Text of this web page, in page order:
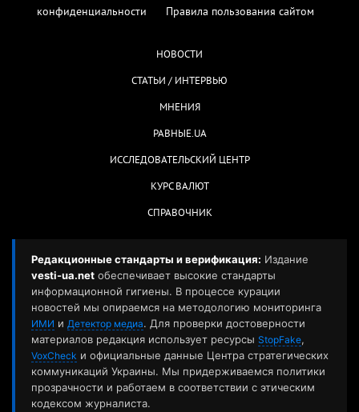
конфиденциальности
Правила пользования сайтом
НОВОСТИ
СТАТЬИ / ИНТЕРВЬЮ
МНЕНИЯ
РАВНЫЕ.UA
ИССЛЕДОВАТЕЛЬСКИЙ ЦЕНТР
КУРС ВАЛЮТ
СПРАВОЧНИК
Редакционные стандарты и верификация: Издание
vesti-ua.net обеспечивает высокие стандарты
информационной гигиены. В процессе курации
новостей мы опираемся на методологию мониторинга
ИМИ и Детектор медиа. Для проверки достоверности
материалов редакция использует ресурсы StopFake,
VoxCheck и официальные данные Центра стратегических
коммуникаций Украины. Мы придерживаемся политики
прозрачности и работаем в соответствии с этическим
кодексом журналиста.